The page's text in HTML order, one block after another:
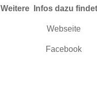
Weitere Infos dazu
Webseite
Facebook